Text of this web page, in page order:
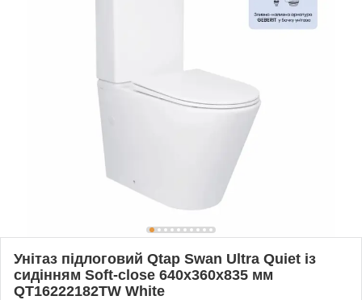
Унітаз підлоговий Qtap Swan Ultra Quiet із
сидінням Soft-close 640x360x835 мм
QT16222182TW White